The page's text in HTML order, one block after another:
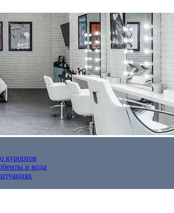
курортов
и вода